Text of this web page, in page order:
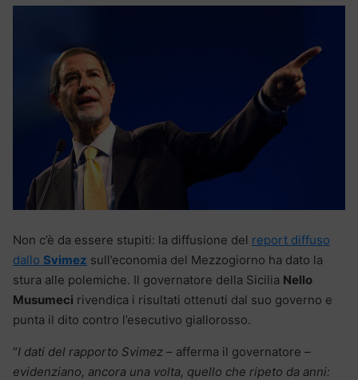
Non c’è da essere stupiti: la diffusione del report diffuso
dallo Svimez sull’economia del Mezzogiorno ha dato la
stura alle polemiche. Il governatore della Sicilia Nello
Musumeci rivendica i risultati ottenuti dal suo governo e
punta il dito contro l’esecutivo giallorosso.
“I dati del rapporto Svimez – afferma il governatore –
evidenziano, ancora una volta, quello che ripeto da anni: